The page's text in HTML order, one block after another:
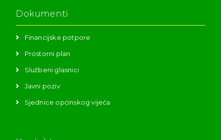
Dokumenti
Financijske potpore
Prostorni plan
Službeni glasnici
Javni poziv
Sjednice općinskog vijeća